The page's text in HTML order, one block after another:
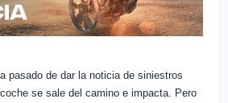
pasado de dar la noticia de siniestros
se sale del camino e impacta. Pero